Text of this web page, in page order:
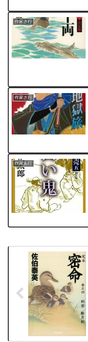
作家さ行
作家さ行
作家あ行